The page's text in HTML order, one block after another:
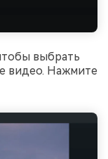
выбрать
видео. Нажмите